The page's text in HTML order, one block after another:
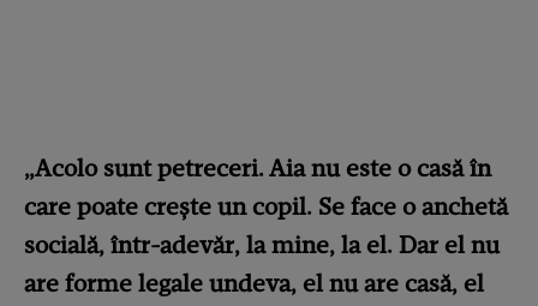
„Acolo sunt petreceri. Aia nu este o casă în
care poate crește un copil. Se face o anchetă
socială, într-adevăr, la mine, la el. Dar el nu
are forme legale undeva, el nu are casă, el